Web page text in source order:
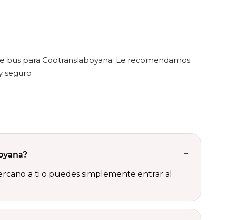
bus para Cootranslaboyana. Le recomendamos
seguro
a ti o puedes simplemente entrar al